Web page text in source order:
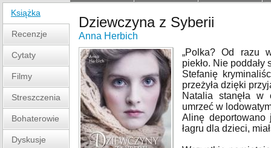
Książka
Recenzje
Cytaty
Filmy
Streszczenia
Bohaterowie
Dyskusje
Dziewczyna z Syberii
Anna Herbich
„Polka? Od razu
piekło. Nie poddały
Stefanię
przeżyła dzięki
Natalia stanęła
umrzeć w
Alinę deportowano
łagru dla dzieci,